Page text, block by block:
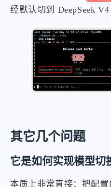
经默认切到 DeepSeek V4
其它几个问题
它是如何实现模型切
本质上非常直接：把配